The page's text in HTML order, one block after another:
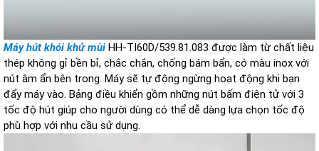
Máy hút khói khử mùi HH-TI60D/539.81.083 được làm từ chất liệu
thép không gỉ bền bỉ, chắc chắn, chống bám bẩn, có màu inox với
nút âm ẩn bên trong. Máy sẽ tự động ngừng hoạt động khi bạn
đẩy máy vào. Bảng điều khiển gồm những nút bấm điện tử với 3
tốc độ hút giúp cho người dùng có thể dễ dàng lựa chọn tốc độ
phù hợp với nhu cầu sử dụng.